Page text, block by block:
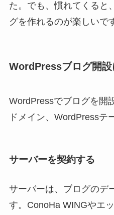
た。でも、慣れてくると
グを作れるのが楽しいで
WordPressブログ開
WordPressでブログを開
ドメイン、WordPressテ
サーバーを契約する
サーバーは、ブログのデ
す。ConoHa WINGやエ